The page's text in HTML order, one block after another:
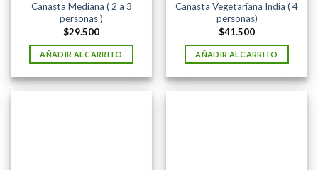
Canasta Mediana ( 2 a 3
personas )
$29.500
AÑADIR AL CARRITO
Canasta Vegetariana India ( 4
personas)
$41.500
AÑADIR AL CARRITO